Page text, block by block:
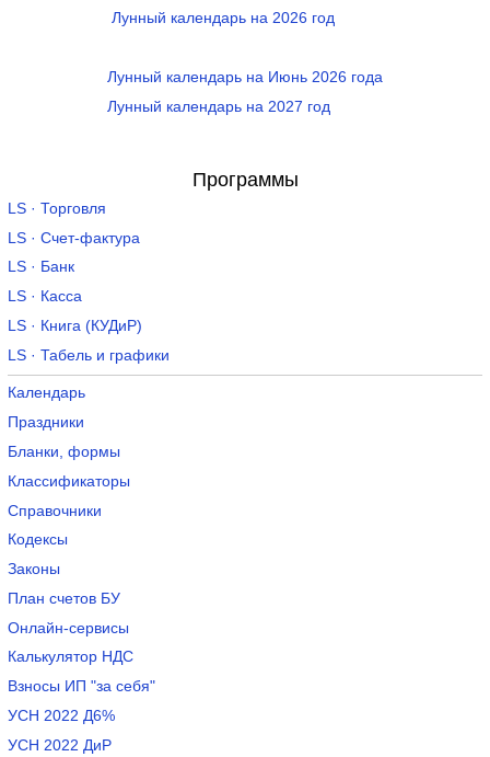
Лунный календарь на 2026 год
Лунный календарь на Июнь 2026 года
Лунный календарь на 2027 год
Программы
LS · Торговля
LS · Счет-фактура
LS · Банк
LS · Касса
LS · Книга (КУДиР)
LS · Табель и графики
Календарь
Праздники
Бланки, формы
Классификаторы
Справочники
Кодексы
Законы
План счетов БУ
Онлайн-сервисы
Калькулятор НДС
Взносы ИП "за себя"
УСН 2022 Д6%
УСН 2022 ДиР